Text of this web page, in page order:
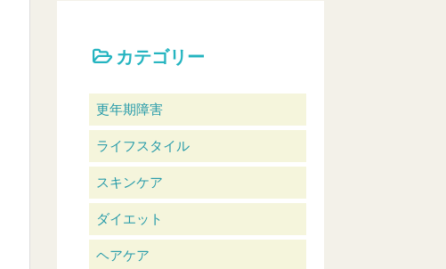
カテゴリー
更年期障害
ライフスタイル
スキンケア
ダイエット
ヘアケア